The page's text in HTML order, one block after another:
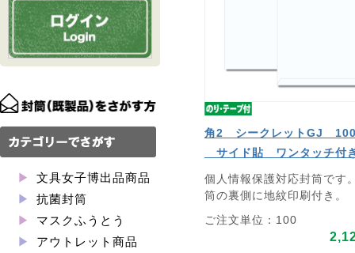
文具女子博出品商品
抗菌封筒
マスクふうとう
アウトレット商品
角2 シークレットGJ
サイド貼 ワンタッチ付
個人情報保護対応封筒です
筒の裏側に地紋印刷付き。
ご注文単位：100